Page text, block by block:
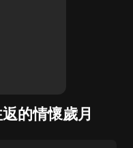
的情懷歲月